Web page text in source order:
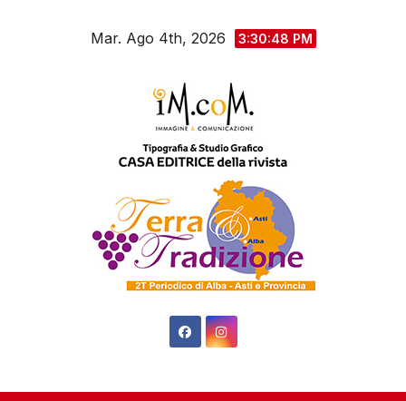
Mar. Ago 4th, 2026 3:30:50 PM